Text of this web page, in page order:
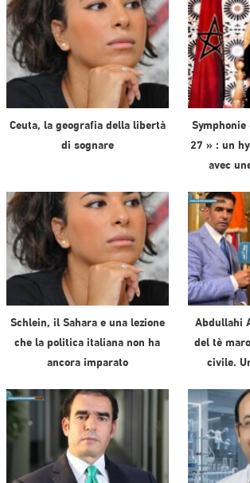
Ceuta, la geografia della libertà
di sognare
27 » : un
avec
Schlein, il Sahara e una lezione
che la politica italiana non ha
ancora imparato
Abdullahi
del tè
civile.